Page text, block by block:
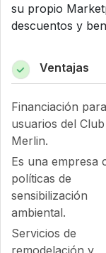
su propio
descuentos y
Ventajas
Financiación para
usuarios del
Merlin.
Es una empresa
políticas de
sensibilización
ambiental.
Servicios de